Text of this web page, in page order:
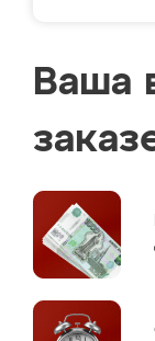
Ваша